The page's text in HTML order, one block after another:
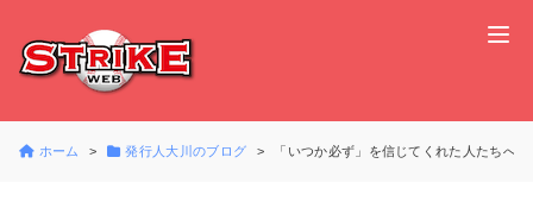
ホーム 発行人大川のブログ 「いつか必ず」を信じてくれた人たち